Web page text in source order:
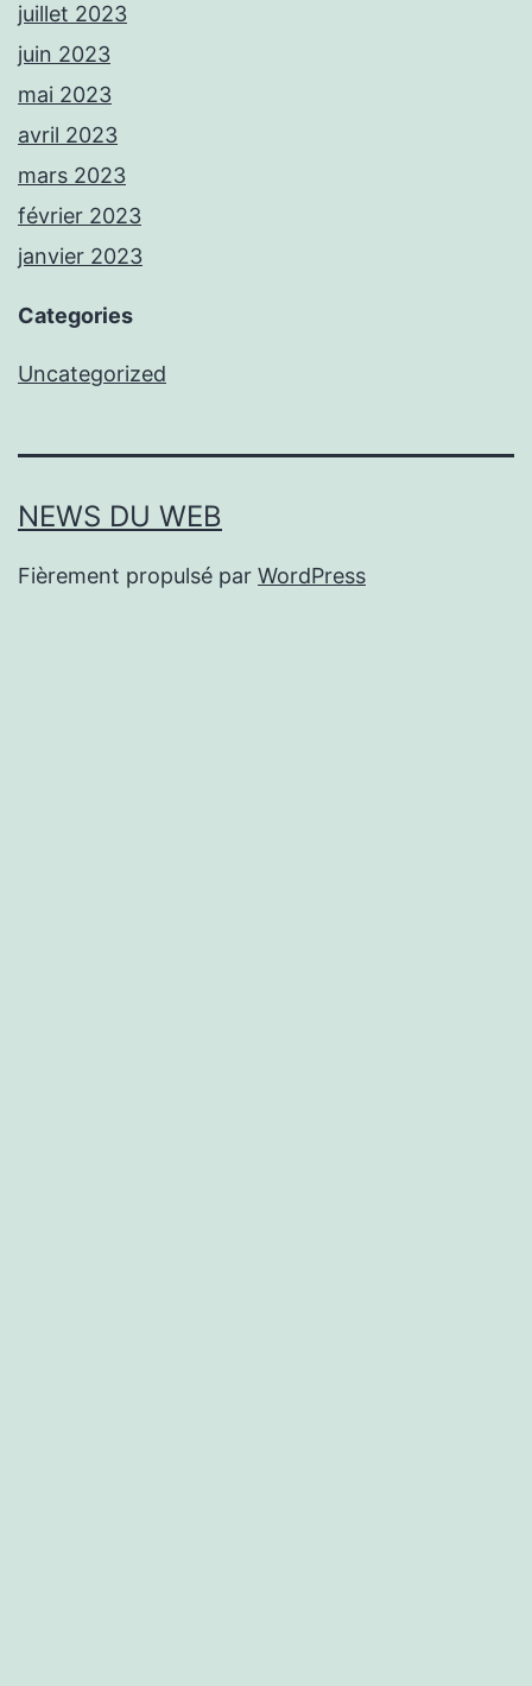
juillet 2023
juin 2023
mai 2023
avril 2023
mars 2023
février 2023
janvier 2023
Categories
Uncategorized
NEWS DU WEB
Fièrement propulsé par WordPress